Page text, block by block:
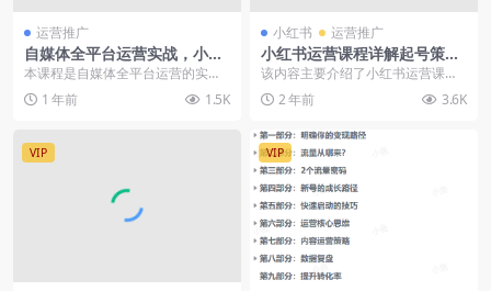
运营推广
自媒体全平台运营实战，小红
书百家号视频号多平台变现全
流程
本课程是自媒体全平台运营的实战
训练体系，系统覆盖小红书/百家号/
视频号等主流平台...
1 年前 1.5K
小红书 运营推广
小红书运营课程详解起号策划
与变现方法
该内容主要介绍了小红书运营课
程，涵盖了从买课前后的准备到小
红书基础知识和运营规则...
2 年前 3.6K
VIP VIP